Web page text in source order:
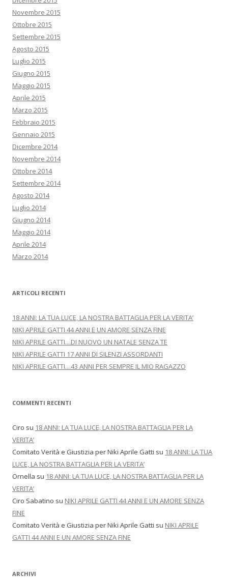
Novembre 2015
Ottobre 2015
Settembre 2015
Agosto 2015
Luglio 2015
Giugno 2015
Maggio 2015
Aprile 2015
Marzo 2015
Febbraio 2015
Gennaio 2015
Dicembre 2014
Novembre 2014
Ottobre 2014
Settembre 2014
Agosto 2014
Luglio 2014
Giugno 2014
Maggio 2014
Aprile 2014
Marzo 2014
ARTICOLI RECENTI
18 ANNI: LA TUA LUCE, LA NOSTRA BATTAGLIA PER LA VERITA’
NIKI APRILE GATTI 44 ANNI E UN AMORE SENZA FINE
NIKI APRILE GATTI…DI NUOVO UN NATALE SENZA TE
NIKI APRILE GATTI 17 ANNI DI SILENZI ASSORDANTI
NIKI APRILE GATTI…43 ANNI PER SEMPRE IL MIO RAGAZZO
COMMENTI RECENTI
Ciro su 18 ANNI: LA TUA LUCE, LA NOSTRA BATTAGLIA PER LA
VERITA’
Comitato Verità e Giustizia per Niki Aprile Gatti su 18 ANNI: LA TUA
LUCE, LA NOSTRA BATTAGLIA PER LA VERITA’
Ornella su 18 ANNI: LA TUA LUCE, LA NOSTRA BATTAGLIA PER LA
VERITA’
Ciro Sabatino su NIKI APRILE GATTI 44 ANNI E UN AMORE SENZA
FINE
Comitato Verità e Giustizia per Niki Aprile Gatti su NIKI APRILE
GATTI 44 ANNI E UN AMORE SENZA FINE
ARCHIVI